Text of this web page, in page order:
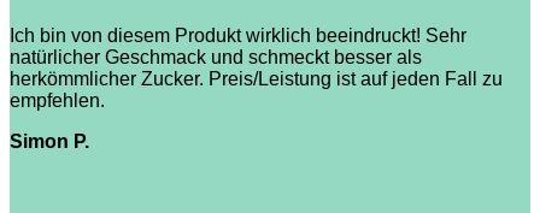
Ich bin von diesem Produkt wirklich beeindruckt! Sehr
natürlicher Geschmack und schmeckt besser als
herkömmlicher Zucker. Preis/Leistung ist auf jeden Fall zu
empfehlen.
Simon P.